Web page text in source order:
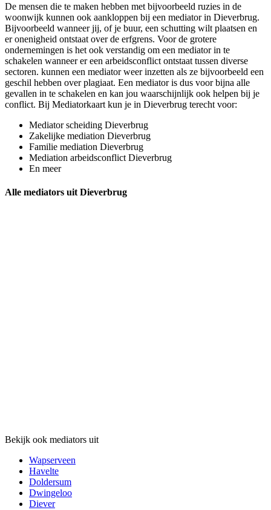
De mensen die te maken hebben met bijvoorbeeld ruzies in de
woonwijk kunnen ook aankloppen bij een mediator in Dieverbrug.
Bijvoorbeeld wanneer jij, of je buur, een schutting wilt plaatsen en
er onenigheid ontstaat over de erfgrens. Voor de grotere
ondernemingen is het ook verstandig om een mediator in te
schakelen wanneer er een arbeidsconflict ontstaat tussen diverse
sectoren. kunnen een mediator weer inzetten als ze bijvoorbeeld een
geschil hebben over plagiaat. Een mediator is dus voor bijna alle
gevallen in te schakelen en kan jou waarschijnlijk ook helpen bij je
conflict. Bij Mediatorkaart kun je in Dieverbrug terecht voor:
Mediator scheiding Dieverbrug
Zakelijke mediation Dieverbrug
Familie mediation Dieverbrug
Mediation arbeidsconflict Dieverbrug
En meer
Alle mediators uit Dieverbrug
Bekijk ook mediators uit
Wapserveen
Havelte
Doldersum
Dwingeloo
Diever